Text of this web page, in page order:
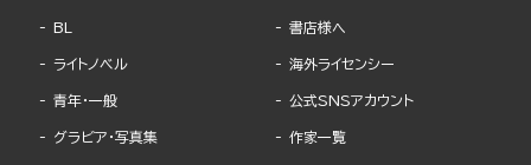
BL
ライトノベル
青年・一般
グラビア・写真集
書店様へ
海外ライセンシー
公式SNSアカウント
作家一覧